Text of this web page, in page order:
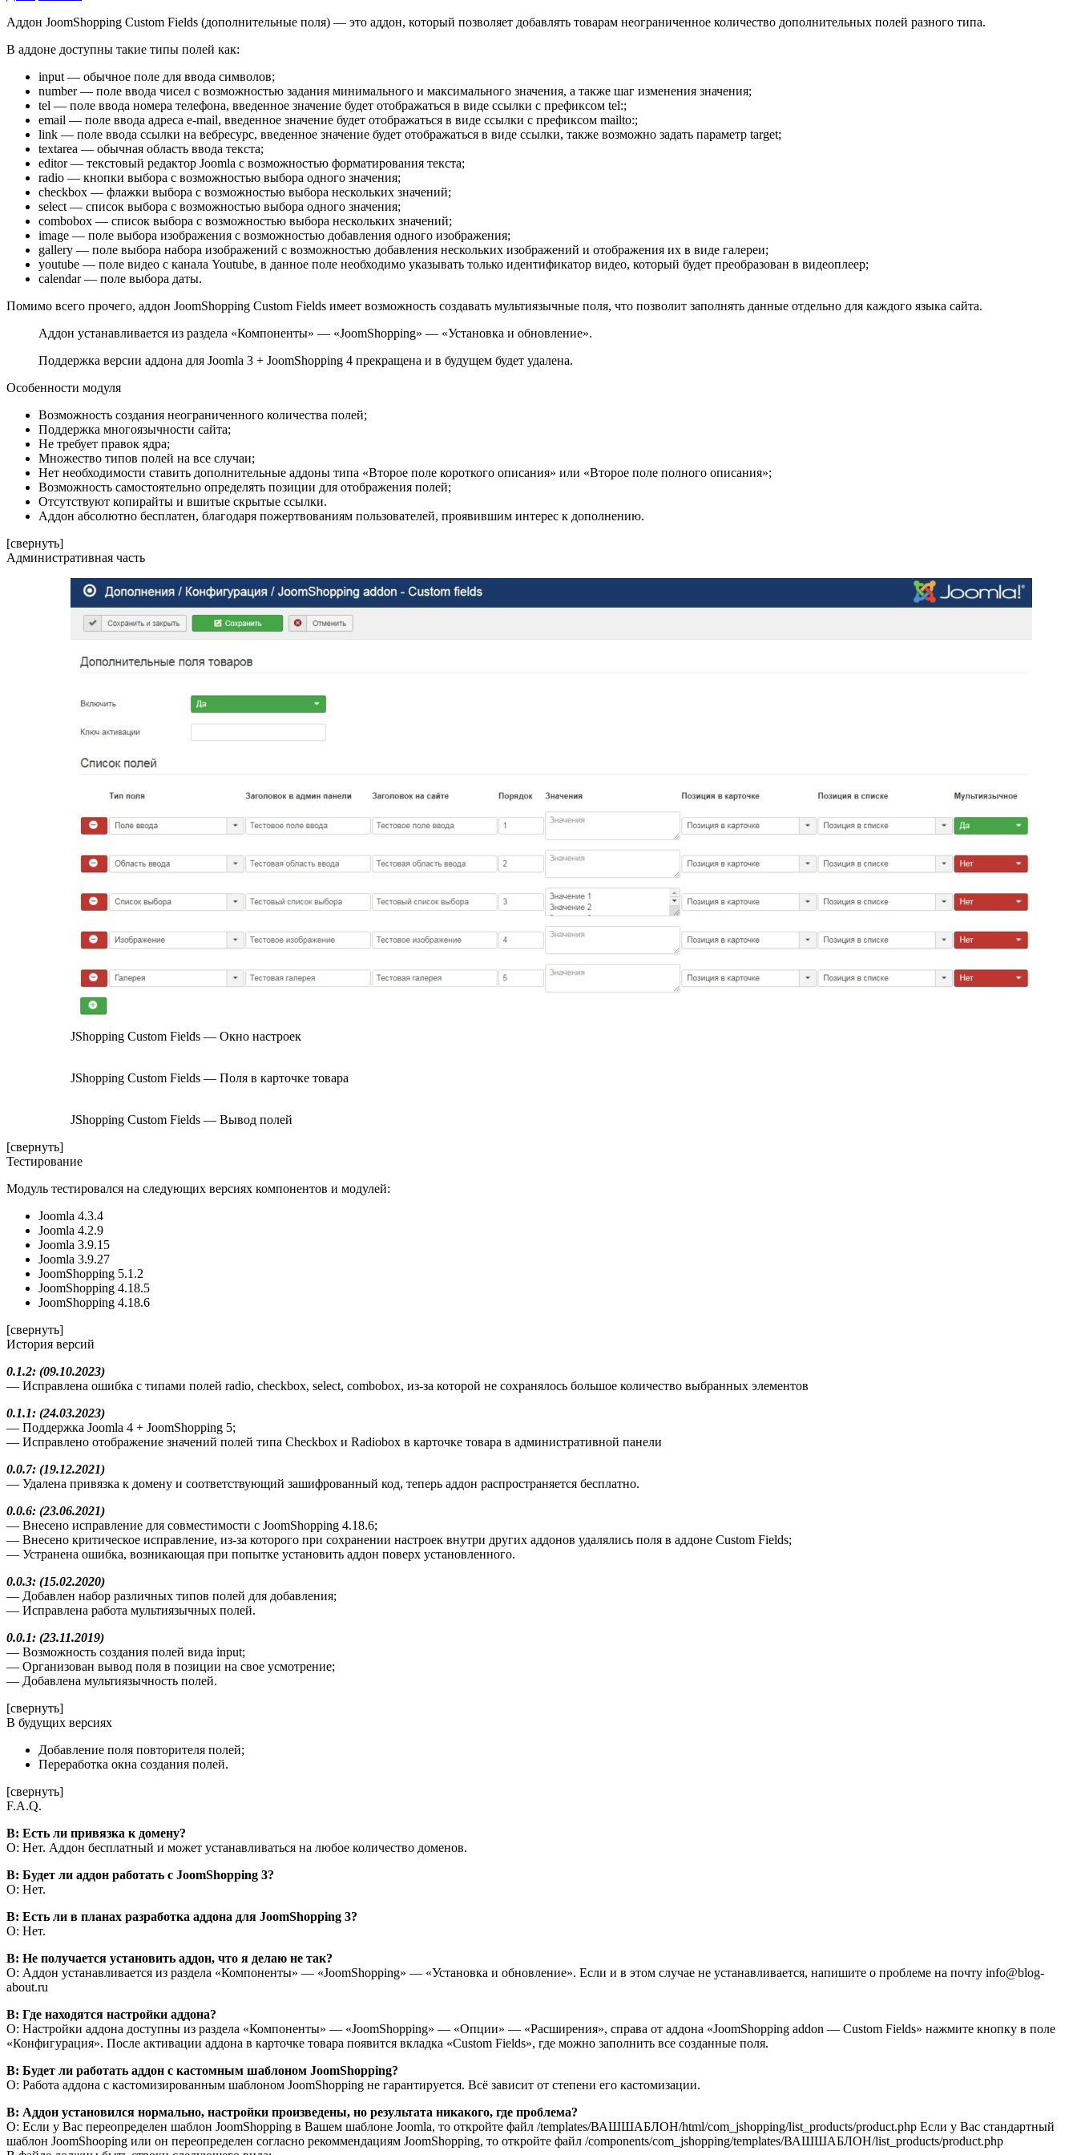
Аддон JoomShopping Custom Fields (дополнительные поля) — это аддон, который позволяет добавлять товарам неограниченное количество дополнительных полей разного типа.
В аддоне доступны такие типы полей как:
input — обычное поле для ввода символов;
number — поле ввода чисел с возможностью задания минимального и максимального значения, а также шаг изменения значения;
tel — поле ввода номера телефона, введенное значение будет отображаться в виде ссылки с префиксом tel:;
email — поле ввода адреса e-mail, введенное значение будет отображаться в виде ссылки с префиксом mailto:;
link — поле ввода ссылки на вебресурс, введенное значение будет отображаться в виде ссылки, также возможно задать параметр target;
textarea — обычная область ввода текста;
editor — текстовый редактор Joomla с возможностью форматирования текста;
radio — кнопки выбора с возможностью выбора одного значения;
checkbox — флажки выбора с возможностью выбора нескольких значений;
select — список выбора с возможностью выбора одного значения;
combobox — список выбора с возможностью выбора нескольких значений;
image — поле выбора изображения с возможностью добавления одного изображения;
gallery — поле выбора набора изображений с возможностью добавления нескольких изображений и отображения их в виде галереи;
youtube — поле видео с канала Youtube, в данное поле необходимо указывать только идентификатор видео, который будет преобразован в видеоплеер;
calendar — поле выбора даты.
Помимо всего прочего, аддон JoomShopping Custom Fields имеет возможность создавать мультиязычные поля, что позволит заполнять данные отдельно для каждого языка сайта.
Аддон устанавливается из раздела «Компоненты» — «JoomShopping» — «Установка и обновление».
Поддержка версии аддона для Joomla 3 + JoomShopping 4 прекращена и в будущем будет удалена.
Особенности модуля
Возможность создания неограниченного количества полей;
Поддержка многоязычности сайта;
Не требует правок ядра;
Множество типов полей на все случаи;
Нет необходимости ставить дополнительные аддоны типа «Второе поле короткого описания» или «Второе поле полного описания»;
Возможность самостоятельно определять позиции для отображения полей;
Отсутствуют копирайты и вшитые скрытые ссылки.
Аддон абсолютно бесплатен, благодаря пожертвованиям пользователей, проявившим интерес к дополнению.
[свернуть]
Административная часть
JShopping Custom Fields — Окно настроек
JShopping Custom Fields — Поля в карточке товара
JShopping Custom Fields — Вывод полей
[свернуть]
Тестирование
Модуль тестировался на следующих версиях компонентов и модулей:
Joomla 4.3.4
Joomla 4.2.9
Joomla 3.9.15
Joomla 3.9.27
JoomShopping 5.1.2
JoomShopping 4.18.5
JoomShopping 4.18.6
[свернуть]
История версий
0.1.2: (09.10.2023)
— Исправлена ошибка с типами полей radio, checkbox, select, combobox, из-за которой не сохранялось большое количество выбранных элементов
0.1.1: (24.03.2023)
— Поддержка Joomla 4 + JoomShopping 5;
— Исправлено отображение значений полей типа Checkbox и Radiobox в карточке товара в административной панели
0.0.7: (19.12.2021)
— Удалена привязка к домену и соответствующий зашифрованный код, теперь аддон распространяется бесплатно.
0.0.6: (23.06.2021)
— Внесено исправление для совместимости с JoomShopping 4.18.6;
— Внесено критическое исправление, из-за которого при сохранении настроек внутри других аддонов удалялись поля в аддоне Custom Fields;
— Устранена ошибка, возникающая при попытке установить аддон поверх установленного.
0.0.3: (15.02.2020)
— Добавлен набор различных типов полей для добавления;
— Исправлена работа мультиязычных полей.
0.0.1: (23.11.2019)
— Возможность создания полей вида input;
— Организован вывод поля в позиции на свое усмотрение;
— Добавлена мультиязычность полей.
[свернуть]
В будущих версиях
Добавление поля повторителя полей;
Переработка окна создания полей.
[свернуть]
F.A.Q.
В: Есть ли привязка к домену?
О: Нет. Аддон бесплатный и может устанавливаться на любое количество доменов.
В: Будет ли аддон работать с JoomShopping 3?
О: Нет.
В: Есть ли в планах разработка аддона для JoomShopping 3?
О: Нет.
В: Не получается установить аддон, что я делаю не так?
О: Аддон устанавливается из раздела «Компоненты» — «JoomShopping» — «Установка и обновление». Если и в этом случае не устанавливается, напишите о проблеме на почту info@blog-
about.ru
В: Где находятся настройки аддона?
О: Настройки аддона доступны из раздела «Компоненты» — «JoomShopping» — «Опции» — «Расширения», справа от аддона «JoomShopping addon — Custom Fields» нажмите кнопку в поле
«Конфигурация». После активации аддона в карточке товара появится вкладка «Custom Fields», где можно заполнить все созданные поля.
В: Будет ли работать аддон с кастомным шаблоном JoomShopping?
О: Работа аддона с кастомизированным шаблоном JoomShopping не гарантируется. Всё зависит от степени его кастомизации.
В: Аддон установился нормально, настройки произведены, но результата никакого, где проблема?
О: Если у Вас переопределен шаблон JoomShopping в Вашем шаблоне Joomla, то откройте файл /templates/ВАШШАБЛОН/html/com_jshopping/list_products/product.php Если у Вас стандартный
шаблон JoomShooping или он переопределен согласно рекоммендациям JoomShopping, то откройте файл /components/com_jshopping/templates/ВАШШАБЛОН/list_products/product.php